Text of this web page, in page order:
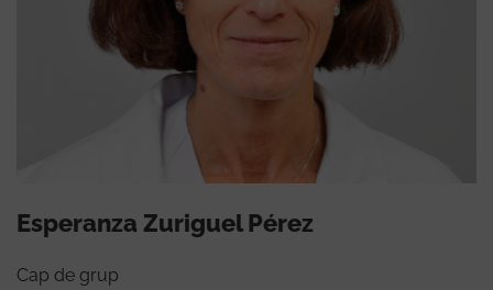
Esperanza Zuriguel Pérez
Cap de grup